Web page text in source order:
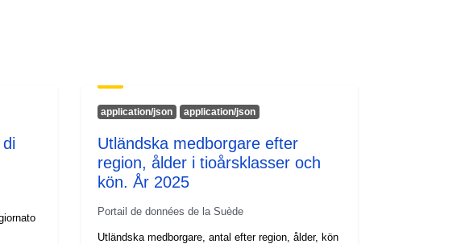
application/json application/json
Utländska medborgare efter
region, ålder i tioårsklasser och
kön. År 2025
Portail de données de la Suède
Utländska medborgare, antal efter region, ålder, kön